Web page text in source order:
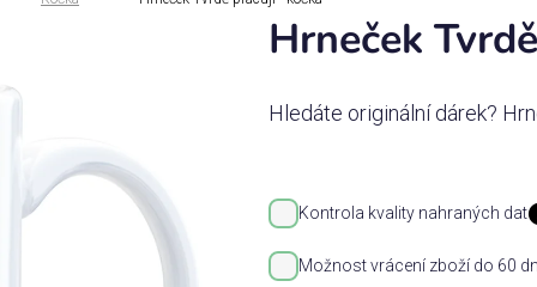
Hrneček
Hledáte originální dárek?
Kontrola kvality nahraných dat
Možnost vrácení zboží do 60